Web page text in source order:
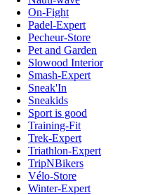
On-Fight
Padel-Expert
Pecheur-Store
Pet and Garden
Slowood Interior
Smash-Expert
Sneak'In
Sneakids
Sport is good
Training-Fit
Trek-Expert
Triathlon-Expert
TripNBikers
Vélo-Store
Winter-Expert